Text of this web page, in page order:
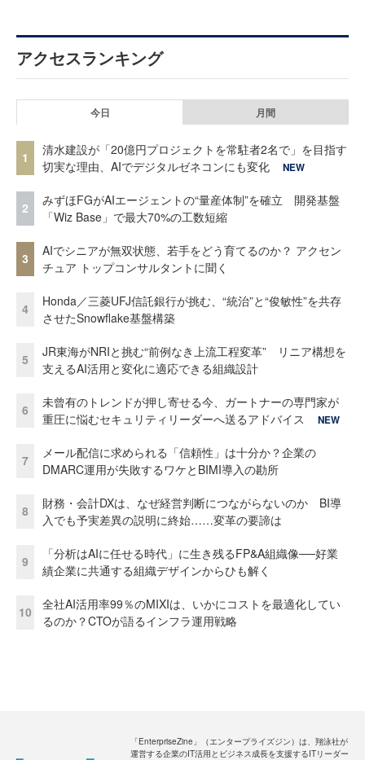
アクセスランキング
今日 月間
1
清水建設が「20億円プロジェクトを常駐者2名で」を目指す
切実な理由、AIでデジタルゼネコンにも変化
NEW
2
みずほFGがAIエージェントの“量産体制”を確立 開発基盤
「Wiz Base」で最大70%の工数短縮
3
AIでシニアが無双状態、若手をどう育てるのか？ アクセン
チュア トップコンサルタントに聞く
4
Honda／三菱UFJ信託銀行が挑む、“統治”と“俊敏性”を共存
させたSnowflake基盤構築
5
JR東海がNRIと挑む“前例なき上流工程変革” リニア構想を
支えるAI活用と変化に適応できる組織設計
6
未曾有のトレンドが押し寄せる今、ガートナーの専門家が
重圧に悩むセキュリティリーダーへ送るアドバイス
NEW
7
メール配信に求められる「信頼性」は十分か？企業の
DMARC運用が失敗するワケとBIMI導入の勘所
8
財務・会計DXは、なぜ経営判断につながらないのか BI導
入でも予実差異の説明に終始……変革の要諦は
9
「分析はAIに任せる時代」に生き残るFP&A組織像──好業
績企業に共通する組織デザインからひも解く
10
全社AI活用率99％のMIXIは、いかにコストを最適化してい
るのか？CTOが語るインフラ運用戦略
「EnterpriseZine」（エンタープライズジン）は、翔泳社が
運営する企業のIT活用とビジネス成長を支援するITリーダー